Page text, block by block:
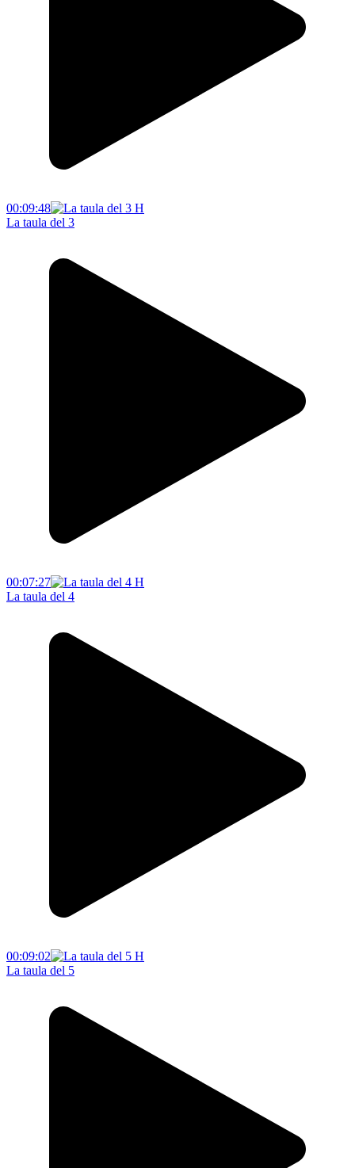
00:09:48
La taula del 3
00:07:27
La taula del 4
00:09:02
La taula del 5